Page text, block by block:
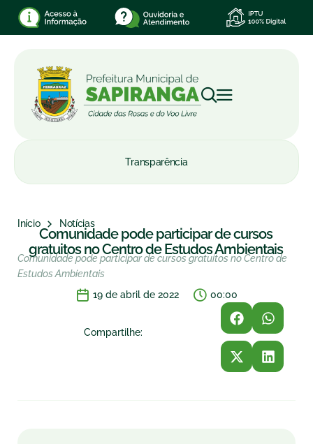
Transparência
Início Notícias
Comunidade pode participar de cursos
gratuitos no Centro de Estudos Ambientais
Comunidade pode participar de cursos gratuitos no Centro de
Estudos Ambientais
19 de abril de 2022
00:00
Compartilhe: